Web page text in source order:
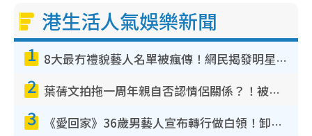
港生活人氣娛樂新聞
1 8大最冇禮貌藝人名單被瘋傳！網民揭發明星真面目 一致數臭呢位係無品天花板？
2 葉蒨文拍拖一周年親自否認情侶關係？！被質疑感情造假竟稱GM「普通同事」
3 《愛回家》36歲男藝人宣布轉行做白領！卸下藝人身份回歸素人平淡生活